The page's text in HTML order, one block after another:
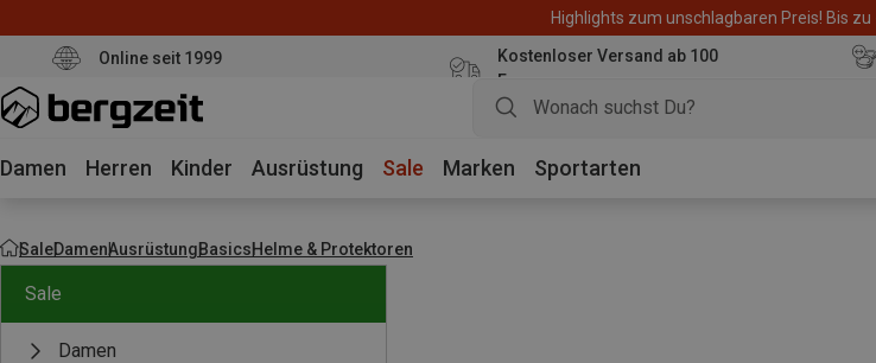
Highlights zum unschlagbaren Preis! Bis
Online seit 1999
Kostenloser Versand ab 100
Euro
Damen Herren Kinder Ausrüstung Sale Marken Sportarten
SaleDamenAusrüstungBasicsHelme & Protektoren
Sale
Damen